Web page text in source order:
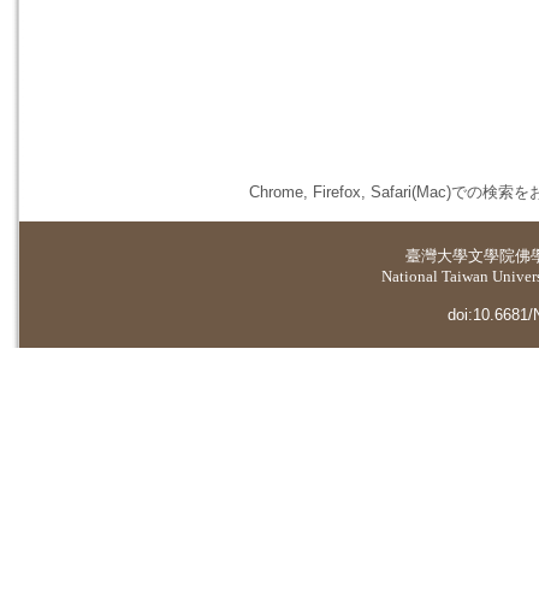
Chrome, Firefox, Safari(Mac)での検索を
臺灣大學文學院佛
National Taiwan
doi:10.6681/